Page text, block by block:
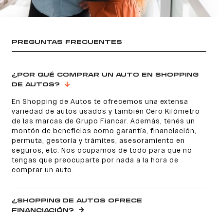
PREGUNTAS FRECUENTES
¿POR QUÉ COMPRAR UN AUTO EN SHOPPING
DE AUTOS?
En Shopping de Autos te ofrecemos una extensa
variedad de autos usados y también Cero Kilómetro
de las marcas de Grupo Fiancar. Además, tenés un
montón de beneficios como garantía, financiación,
permuta, gestoría y trámites, asesoramiento en
seguros, etc. Nos ocupamos de todo para que no
tengas que preocuparte por nada a la hora de
comprar un auto.
¿SHOPPING DE AUTOS OFRECE
FINANCIACIÓN?